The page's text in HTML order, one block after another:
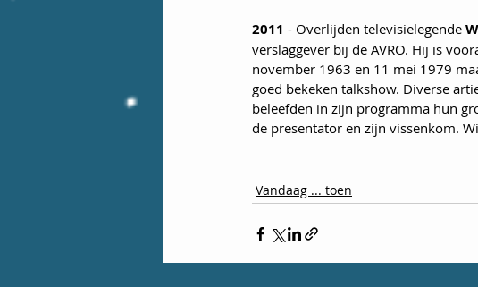
2011 - Overlijden televisielegende
verslaggever bij de AVRO. Hij is
november 1963 en 11 mei 1979
goed bekeken talkshow. Diverse
beleefden in zijn programma hun
de presentator en zijn vissenkom.
Vandaag ... toen